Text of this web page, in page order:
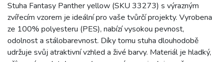
Stuha Fantasy Panther yellow (SKU 33273) s výrazným
zvířecím vzorem je ideální pro vaše tvůrčí projekty. Vyrobena
ze 100% polyesteru (PES), nabízí vysokou pevnost,
odolnost a stálobarevnost. Díky tomu stuha dlouhodobě
udržuje svůj atraktivní vzhled a živé barvy. Materiál je hladký,